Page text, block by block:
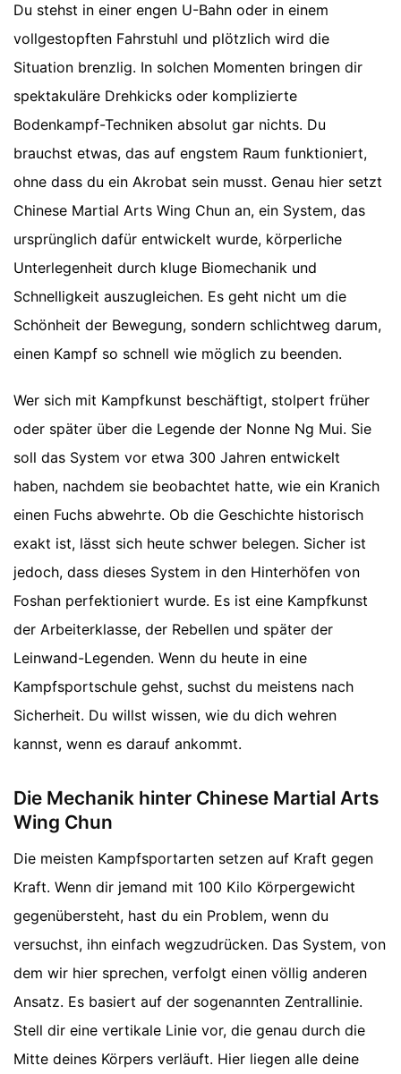
Du stehst in einer engen U-Bahn oder in einem
vollgestopften Fahrstuhl und plötzlich wird die
Situation brenzlig. In solchen Momenten bringen dir
spektakuläre Drehkicks oder komplizierte
Bodenkampf-Techniken absolut gar nichts. Du
brauchst etwas, das auf engstem Raum funktioniert,
ohne dass du ein Akrobat sein musst. Genau hier setzt
Chinese Martial Arts Wing Chun an, ein System, das
ursprünglich dafür entwickelt wurde, körperliche
Unterlegenheit durch kluge Biomechanik und
Schnelligkeit auszugleichen. Es geht nicht um die
Schönheit der Bewegung, sondern schlichtweg darum,
einen Kampf so schnell wie möglich zu beenden.
Wer sich mit Kampfkunst beschäftigt, stolpert früher
oder später über die Legende der Nonne Ng Mui. Sie
soll das System vor etwa 300 Jahren entwickelt
haben, nachdem sie beobachtet hatte, wie ein Kranich
einen Fuchs abwehrte. Ob die Geschichte historisch
exakt ist, lässt sich heute schwer belegen. Sicher ist
jedoch, dass dieses System in den Hinterhöfen von
Foshan perfektioniert wurde. Es ist eine Kampfkunst
der Arbeiterklasse, der Rebellen und später der
Leinwand-Legenden. Wenn du heute in eine
Kampfsportschule gehst, suchst du meistens nach
Sicherheit. Du willst wissen, wie du dich wehren
kannst, wenn es darauf ankommt.
Die Mechanik hinter Chinese Martial Arts
Wing Chun
Die meisten Kampfsportarten setzen auf Kraft gegen
Kraft. Wenn dir jemand mit 100 Kilo Körpergewicht
gegenübersteht, hast du ein Problem, wenn du
versuchst, ihn einfach wegzudrücken. Das System, von
dem wir hier sprechen, verfolgt einen völlig anderen
Ansatz. Es basiert auf der sogenannten Zentrallinie.
Stell dir eine vertikale Linie vor, die genau durch die
Mitte deines Körpers verläuft. Hier liegen alle deine